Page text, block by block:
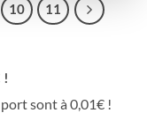
10 11
!
sont à 0,01€ !